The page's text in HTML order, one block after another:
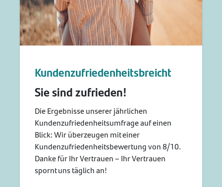
Kundenzufriedenheitsbreicht
Sie sind zufrieden!
Die Ergebnisse unserer jährlichen
Kundenzufriedenheitsumfrage auf einen
Blick: Wir überzeugen mit einer
Kundenzufriedenheitsbewertung von 8/10.
Danke für Ihr Vertrauen – Ihr Vertrauen
spornt uns täglich an!